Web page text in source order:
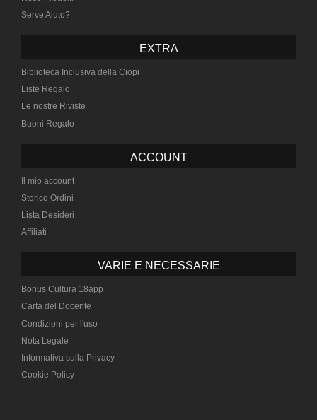
Serve Aiuto?
EXTRA
Biblioteca Inclusiva della Ciopi
Liste Regalo
Le nostre Riviste
Buoni Regalo
ACCOUNT
Il mio account
Storico Ordini
Lista Desideri
Affiliati
VARIE E NECESSARIE
Bonus Cultura 18app
Carta del Docente
Condizioni per l'uso
Nota Legale
Informativa sulla Privacy
Cookie Policy